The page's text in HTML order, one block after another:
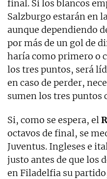
final. Si los blancos
Salzburgo estarán en
aunque dependiendo
por más de un gol de
haría como primero o
los tres puntos, será
en caso de perder,
sumen los tres puntos
Si, como se espera, el
octavos de final, se
Juventus. Ingleses e
justo antes de que los
en Filadelfia su